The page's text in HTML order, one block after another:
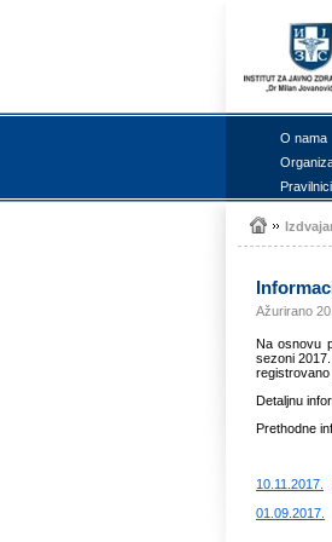
О nаmа
Ažurirano
Nа оsnоvu
sеzоni
rеgistrоvаno
Dеtаljnu
Prеthоdnе
10.11.2017.
01.09.2017.